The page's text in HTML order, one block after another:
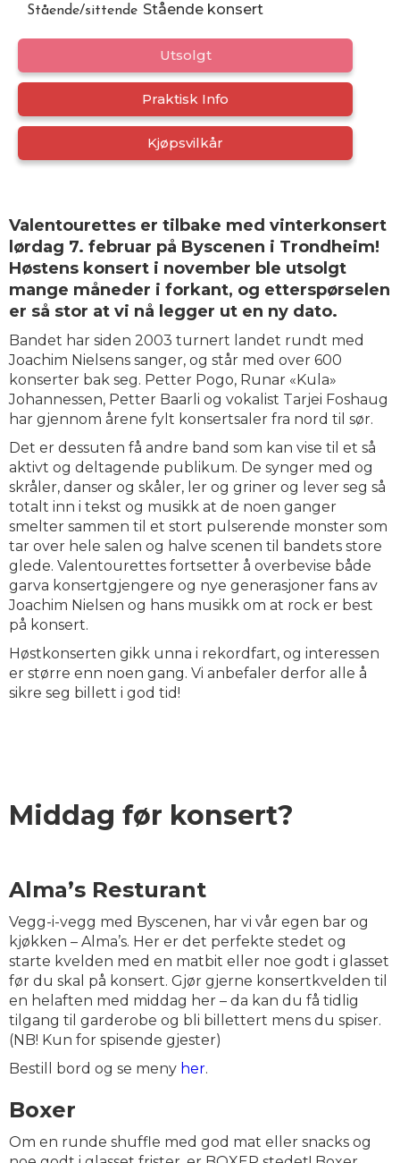
Stående/sittende Stående konsert
Utsolgt
Praktisk Info
Kjøpsvilkår
Valentourettes er tilbake med vinterkonsert
lørdag 7. februar på Byscenen i Trondheim!
Høstens konsert i november ble utsolgt
mange måneder i forkant, og etterspørselen
er så stor at vi nå legger ut en ny dato.
Bandet har siden 2003 turnert landet rundt med
Joachim Nielsens sanger, og står med over 600
konserter bak seg. Petter Pogo, Runar «Kula»
Johannessen, Petter Baarli og vokalist Tarjei Foshaug
har gjennom årene fylt konsertsaler fra nord til sør.
Det er dessuten få andre band som kan vise til et så
aktivt og deltagende publikum. De synger med og
skråler, danser og skåler, ler og griner og lever seg så
totalt inn i tekst og musikk at de noen ganger
smelter sammen til et stort pulserende monster som
tar over hele salen og halve scenen til bandets store
glede. Valentourettes fortsetter å overbevise både
garva konsertgjengere og nye generasjoner fans av
Joachim Nielsen og hans musikk om at rock er best
på konsert.
Høstkonserten gikk unna i rekordfart, og interessen
er større enn noen gang. Vi anbefaler derfor alle å
sikre seg billett i god tid!
Middag før konsert?
Alma’s Resturant
Vegg-i-vegg med Byscenen, har vi vår egen bar og
kjøkken – Alma’s. Her er det perfekte stedet og
starte kvelden med en matbit eller noe godt i glasset
før du skal på konsert. Gjør gjerne konsertkvelden til
en helaften med middag her – da kan du få tidlig
tilgang til garderobe og bli billettert mens du spiser.
(NB! Kun for spisende gjester)
Bestill bord og se meny her.
Boxer
Om en runde shuffle med god mat eller snacks og